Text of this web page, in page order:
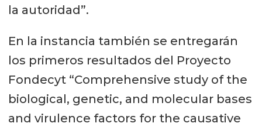
la autoridad”.
En la instancia también se entregarán
los primeros resultados del Proyecto
Fondecyt “Comprehensive study of the
biological, genetic, and molecular bases
and virulence factors for the causative